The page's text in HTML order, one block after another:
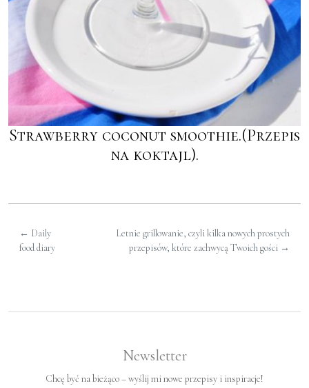
Strawberry coconut smoothie.(Przepis
na koktajl).
← Daily
food diary
Letnie grillowanie, czyli kilka nowych prostych
przepisów, które zachwycą Twoich gości →
Newsletter
Chcę być na bieżąco – wyślij mi nowe przepisy i inspiracje!